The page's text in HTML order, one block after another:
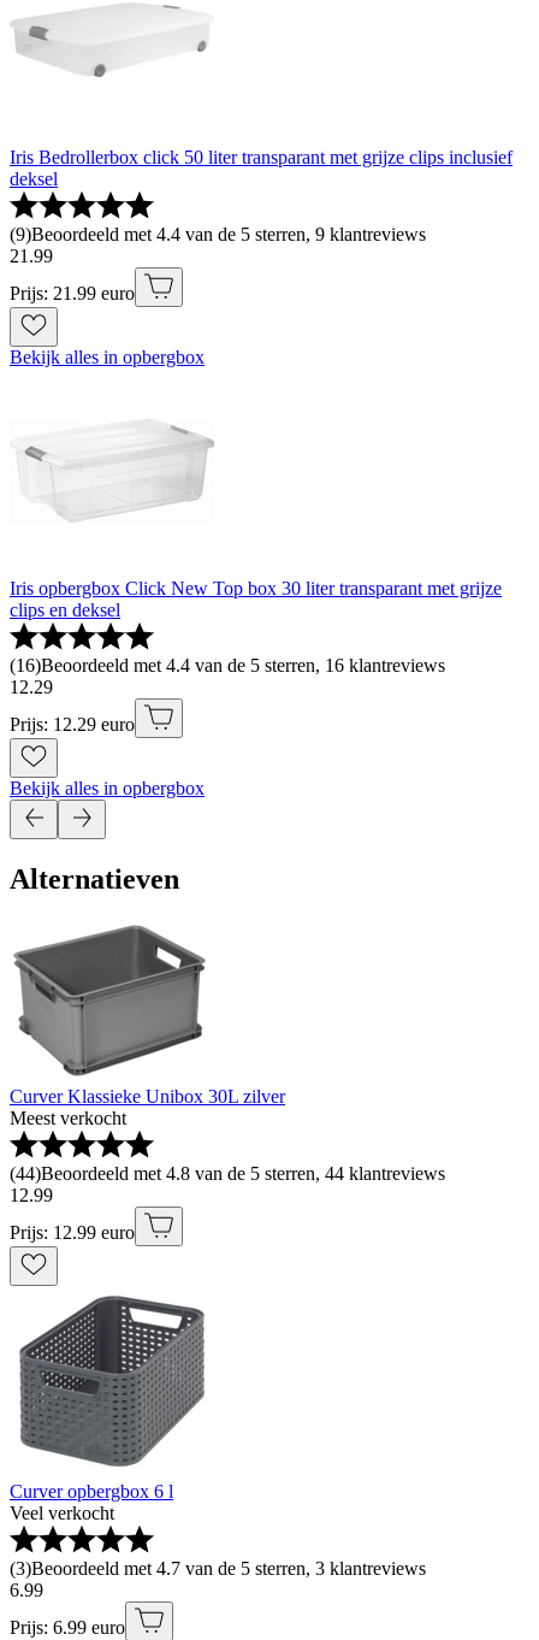
Iris Bedrollerbox click 50 liter transparant met grijze clips inclusief
deksel
(9)Beoordeeld met 4.4 van de 5 sterren, 9 klantreviews
21 .99
Prijs: 21.99 euro
Bekijk alles in opbergbox
Iris opbergbox Click New Top box 30 liter transparant met grijze
clips en deksel
(16)Beoordeeld met 4.4 van de 5 sterren, 16 klantreviews
12.29
Prijs: 12.29 euro
Bekijk alles in opbergbox
Alternatieven
Curver Klassieke Unibox 30L zilver
Meest verkocht
(44)Beoordeeld met 4.8 van de 5 sterren, 44 klantreviews
12.99
Prijs: 12.99 euro
Curver opbergbox 6 l
Veel verkocht
(3)Beoordeeld met 4.7 van de 5 sterren, 3 klantreviews
6.99
Prijs: 6.99 euro